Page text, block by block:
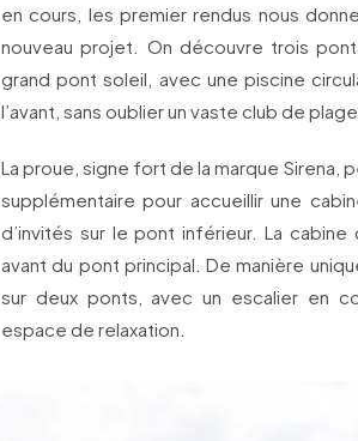
en cours, les premier rendus nous
nouveau projet. On découvre trois
grand pont soleil, avec une piscine
l’avant, sans oublier un vaste club de
La proue, signe fort de la marque Sirena,
supplémentaire pour accueillir une
d’invités sur le pont inférieur. La
avant du pont principal. De manière
sur deux ponts, avec un escalier en
espace de relaxation.